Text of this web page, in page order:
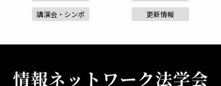
講演会・シンポ
更新情報